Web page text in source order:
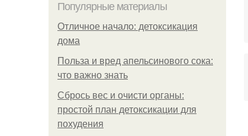
Популярные материалы
Отличное начало: детоксикация
дома
Польза и вред апельсинового сока:
что важно знать
Сбрось вес и очисти органы:
простой план детоксикации для
похудения